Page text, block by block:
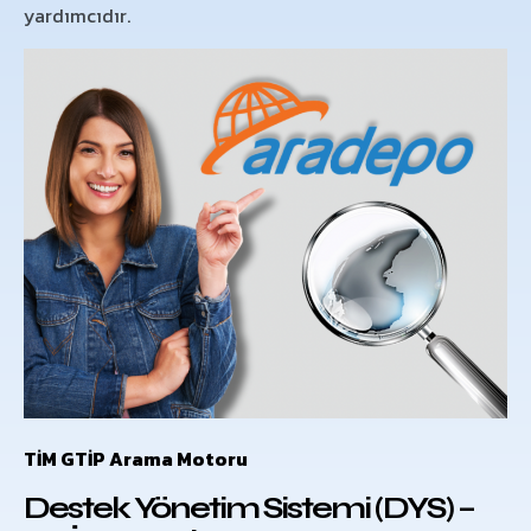
yardımcıdır.
TİM GTİP Arama Motoru
Destek Yönetim Sistemi (DYS) –